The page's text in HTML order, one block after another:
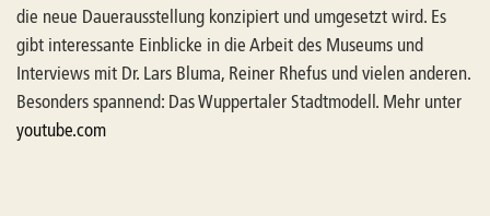
die neue Dauerausstellung konzipiert und umgesetzt wird. Es
gibt interessante Einblicke in die Arbeit des Museums und
Interviews mit Dr. Lars Bluma, Reiner Rhefus und vielen anderen.
Besonders spannend: Das Wuppertaler Stadtmodell. Mehr unter
youtube.com